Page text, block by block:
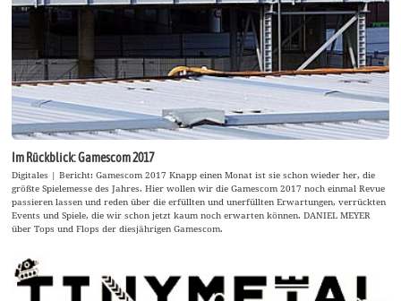
Im Rückblick: Gamescom 2017
Digitales | Bericht: Gamescom 2017 Knapp einen Monat ist sie schon wieder her, die
größte Spielemesse des Jahres. Hier wollen wir die Gamescom 2017 noch einmal Revue
passieren lassen und reden über die erfüllten und unerfüllten Erwartungen, verrückten
Events und Spiele, die wir schon jetzt kaum noch erwarten können. DANIEL MEYER
über Tops und Flops der diesjährigen Gamescom.